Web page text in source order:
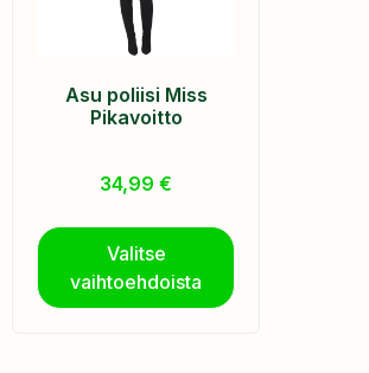
Asu poliisi Miss
Pikavoitto
34,99 €
Valitse
vaihtoehdoista